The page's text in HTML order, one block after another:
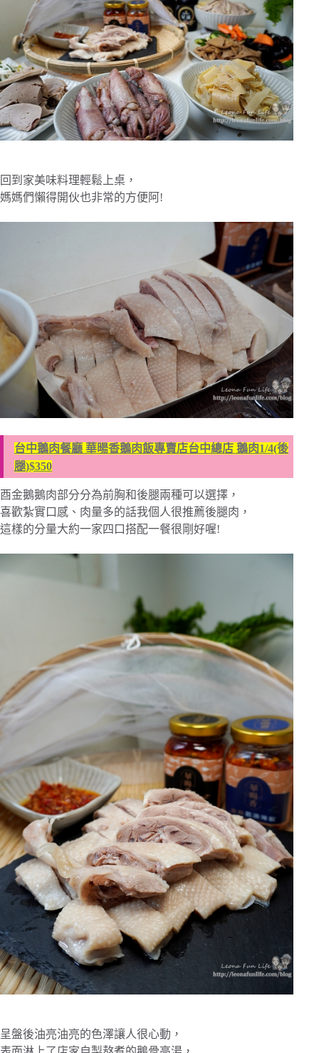
回到家美味料理輕鬆上桌，
媽媽們懶得開伙也非常的方便阿!
台中鵝肉餐廳 華暘香鵝肉飯專賣店台中總店 鵝肉1/4(後
腿)$350
酉金鵝鵝肉部分分為前胸和後腿兩種可以選擇，
喜歡紮實口感、肉量多的話我個人很推薦後腿肉，
這樣的分量大約一家四口搭配一餐很剛好喔!
呈盤後油亮油亮的色澤讓人很心動，